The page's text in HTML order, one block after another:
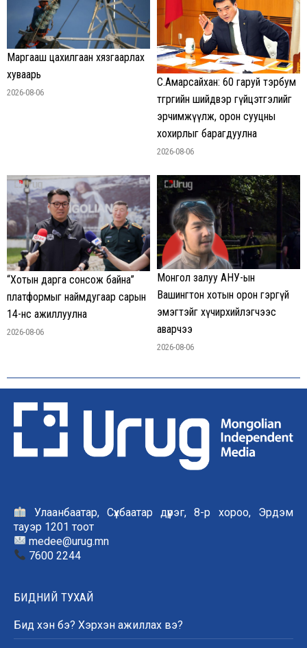
Маргааш цахилгаан хязгаарлах
хуваарь
2026-08-06
С.Амарсайхан: 60 гаруй тэрбум
төгрөгийн шийдвэр гүйцэтгэлийг
эрчимжүүлж, орон сууцны
хохирлыг барагдуулна
2026-08-06
“Хотын дарга сонсож байна”
платформыг наймдугаар сарын
14-нөөс ажиллуулна
2026-08-06
Монгол залуу АНУ-ын
Вашингтон хотын орон гэргүй
эмэгтэйг хүчирхийлэгчээс
аварчээ
2026-08-06
Улаанбаатар, Сүхбаатар дүүрэг, 8-р хороо, Эрдэм
тауэр 1201 тоот
medee@urug.mn
7600 2244
БИДНИЙ ТУХАЙ
Бид хэн бэ? Хэрхэн ажиллах вэ?